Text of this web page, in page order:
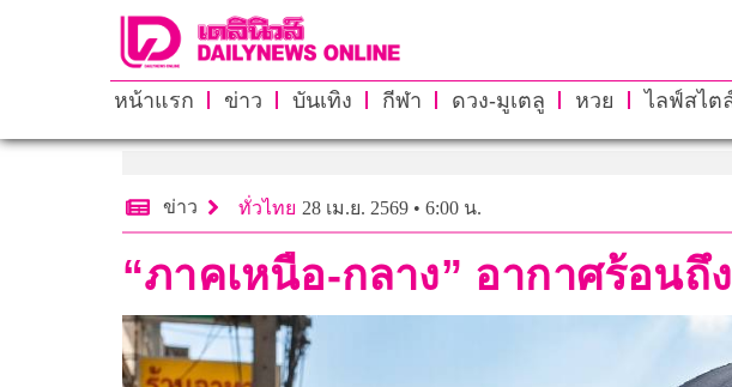
หน้าแรก ข่าว บันเทิง กีฬา ดวง-มูเตลู หวย ไลฟ์สไต
ข่าว ทั่วไทย 28 เม.ย. 2569 • 6:00 น.
“ภาคเหนือ-กลาง” อากาศร้อน